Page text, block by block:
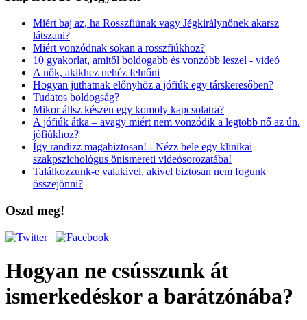
Miért baj az, ha Rosszfiúnak vagy Jégkirálynőnek akarsz
látszani?
Miért vonzódnak sokan a rosszfiúkhoz?
10 gyakorlat, amitől boldogabb és vonzóbb leszel - videó
A nők, akikhez nehéz felnőni
Hogyan juthatnak előnyhöz a jófiúk egy társkeresőben?
Tudatos boldogság?
Mikor állsz készen egy komoly kapcsolatra?
A jófiúk átka – avagy miért nem vonzódik a legtöbb nő az ún.
jófiúkhoz?
Így randizz magabiztosan! - Nézz bele egy klinikai
szakpszichológus önismereti videósorozatába!
Találkozzunk-e valakivel, akivel biztosan nem fogunk
összejönni?
Oszd meg!
Hogyan ne csússzunk át
ismerkedéskor a barátzónába?